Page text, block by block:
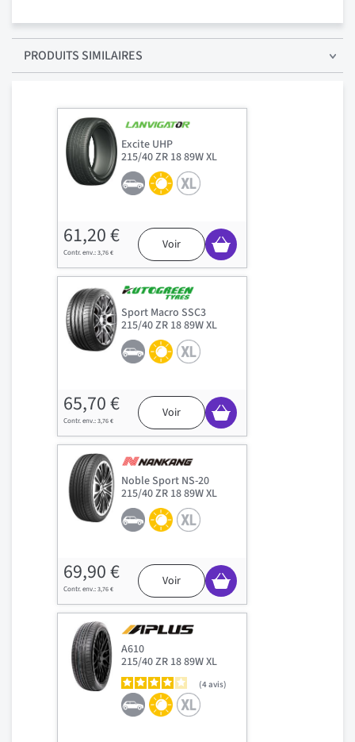
PRODUITS SIMILAIRES
Excite UHP
215/40 ZR 18 89W XL
61,20 €
3,76 €
Voir
Sport Macro SSC3
215/40 ZR 18 89W XL
65,70 €
3,76 €
Voir
Noble Sport NS-20
215/40 ZR 18 89W XL
69,90 €
3,76 €
Voir
A610
215/40 ZR 18 89W XL
4avis